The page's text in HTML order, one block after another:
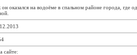
он оказался на водоёме в спальном районе города, где
сайте: